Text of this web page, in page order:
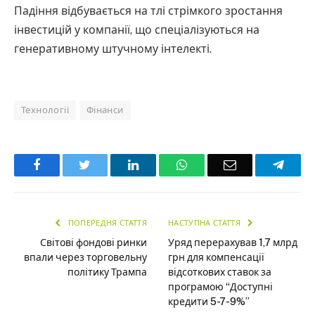
Падіння відбувається на тлі стрімкого зростання
інвестицій у компанії, що спеціалізуються на
генеративному штучному інтелекті.
Технології Фінанси
Facebook LinkedInWhatsAppEmail
ПОПЕРЕДНЯ СТАТТЯ
Світові фондові ринки
впали через торговельну
політику Трампа
НАСТУПНА СТАТТЯ
Уряд перерахував 1,7 млрд
грн для компенсації
відсоткових ставок за
програмою “Доступні
кредити 5-7-9%”